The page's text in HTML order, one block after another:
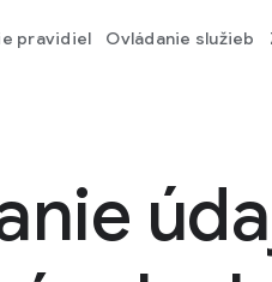
pravidiel Ovládanie služieb